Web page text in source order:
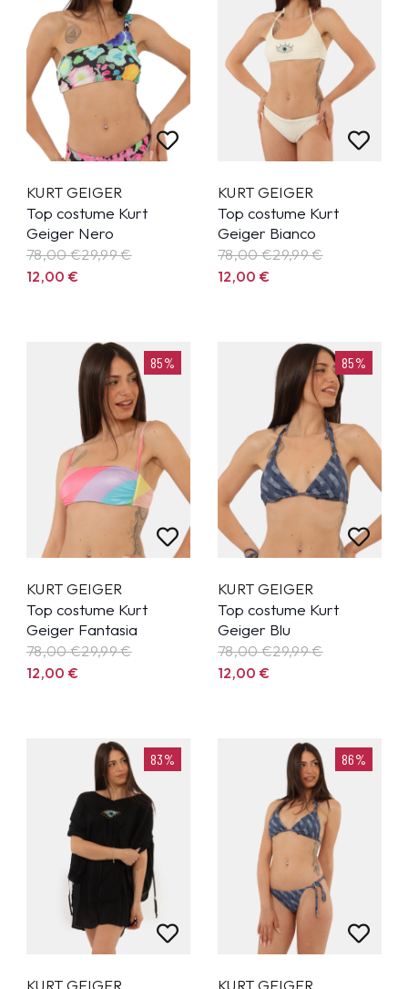
KURT GEIGER
Top costume Kurt
Geiger Nero
78,00 €29,99€
12,00€
KURT GEIGER
Top costume Kurt
Geiger Bianco
78,00 €29,99€
12,00€
85%
KURT GEIGER
Top costume Kurt
Geiger Fantasia
78,00 €29,99€
12,00€
85%
KURT GEIGER
Top costume Kurt
Geiger Blu
78,00 €29,99€
12,00€
83%
KURT GEIGER
86%
KURT GEIGER